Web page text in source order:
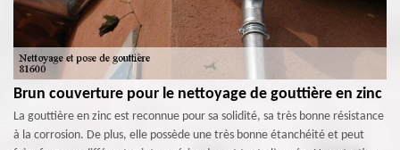
Brun couverture pour le nettoyage de gouttière en zinc
La gouttière en zinc est reconnue pour sa solidité, sa très bonne résistance
à la corrosion. De plus, elle possède une très bonne étanchéité et peut